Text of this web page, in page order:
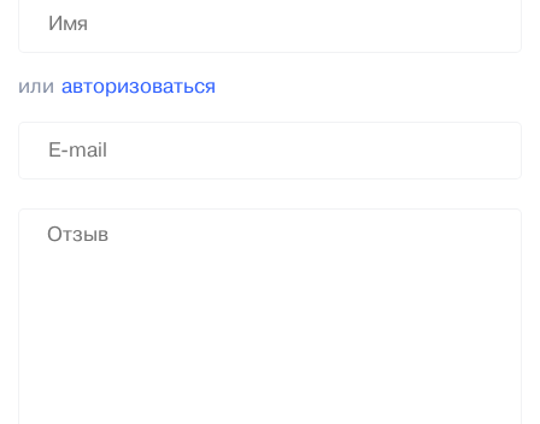
или авторизоваться